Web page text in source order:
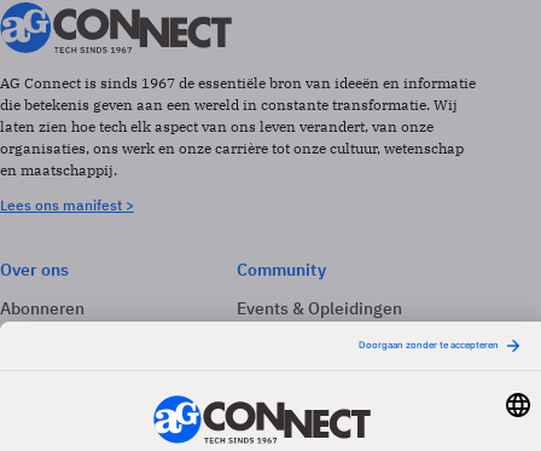
AG Connect is sinds 1967 de essentiële bron van ideeën en informatie
die betekenis geven aan een wereld in constante transformatie. Wij
laten zien hoe tech elk aspect van ons leven verandert, van onze
organisaties, ons werk en onze carrière tot onze cultuur, wetenschap
en maatschappij.
Lees ons manifest >
Over ons
Abonneren
Adverteren
Community
Events & Opleidingen